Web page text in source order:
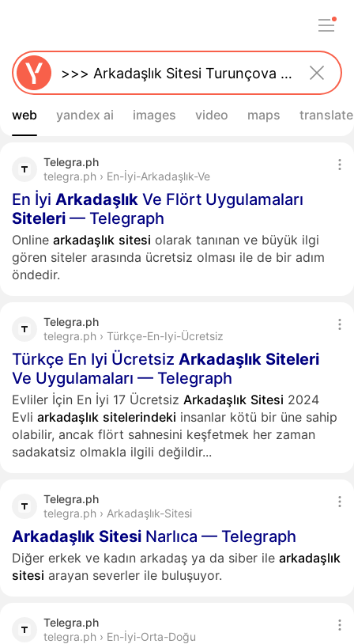
web yandex ai images video maps translate
Telegra.ph
telegra.ph › En-İyi-Arkadaşlık-Ve
En İyi Arkadaşlık Ve Flört Uygulamaları
Siteleri — Telegraph
Online arkadaşlık sitesi olarak tanınan ve büyük ilgi
gören siteler arasında ücretsiz olması ile de bir adım
öndedir.
Telegra.ph
telegra.ph › Türkçe-En-Iyi-Ücretsiz
Türkçe En Iyi Ücretsiz Arkadaşlık Siteleri
Ve Uygulamaları — Telegraph
Evliler İçin En İyi 17 Ücretsiz Arkadaşlık Sitesi 2024
Evli arkadaşlık sitelerindeki insanlar kötü bir üne sahip
olabilir, ancak flört sahnesini keşfetmek her zaman
sadakatsiz olmakla ilgili değildir...
Telegra.ph
telegra.ph › Arkadaşlık-Sitesi
Arkadaşlık Sitesi Narlıca — Telegraph
Diğer erkek ve kadın arkadaş ya da siber ile arkadaşlık
sitesi arayan severler ile buluşuyor.
Telegra.ph
telegra.ph › En-İyi-Orta-Doğu